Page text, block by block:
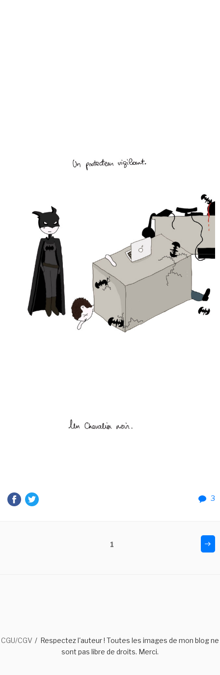
3
Page1
CGU/CGV
Respectez l'auteur ! Toutes les images de mon blog ne
sont pas libre de droits. Merci.